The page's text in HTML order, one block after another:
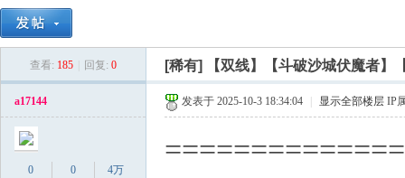
索
›
查看: 185 回复: 0 [稀有] 【双线】【斗破沙城伏魔者
a17144
0
0
4万
发表于 2025-10-3 18:34:04 显示全部楼层 IP